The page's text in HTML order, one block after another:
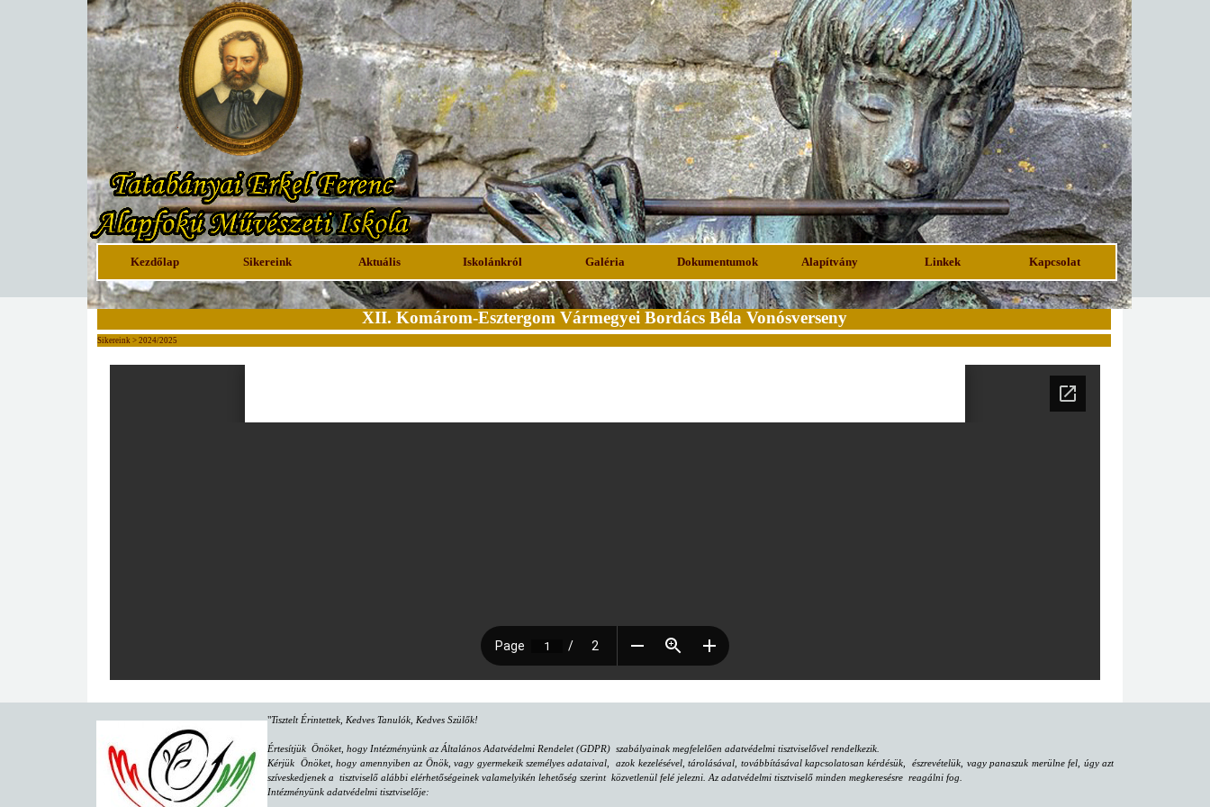
Kezdőlap Sikereink Aktuális Iskolánkról Galéria Dokumentumok Alapítvány Linkek Kapcsolat
XII. Komárom-Esztergom Vármegyei Bordács Béla Vonósverseny
Sikereink > 2024/2025
"Tisztelt Érintettek, Kedves Tanulók, Kedves Szülők!
Értesítjük Önöket, hogy Intézményünk az Általános Adatvédelmi Rendelet (GDPR) szabályainak megfelelően adatvédelmi tisztviselővel rendelkezik.
Kérjük Önöket, hogy amennyiben az Önök, vagy gyermekeik személyes adataival, azok kezelésével, tárolásával, továbbításával kapcsolatosan kérdésük, észrevételük, vagy panaszuk merülne fel, úgy azt
szíveskedjenek a tisztviselő alábbi elérhetőségeinek valamelyikén lehetőség szerint közvetlenül felé jelezni. Az adatvédelmi tisztviselő minden megkeresésre reagálni fog.
Intézményünk adatvédelmi tisztviselője: